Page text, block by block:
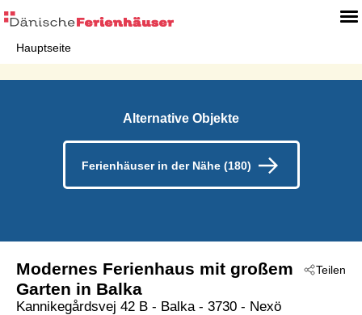
Hauptseite
Alternative Objekte
Ferienhäuser in der Nähe (180)
Teilen
Modernes Ferienhaus mit großem
Garten in Balka
Kannikegårdsvej 42 B - Balka - 3730 - Nexö